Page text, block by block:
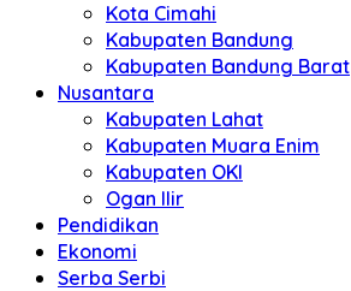
Kota Cimahi
Kabupaten Bandung
Kabupaten Bandung Barat
Nusantara
Kabupaten Lahat
Kabupaten Muara Enim
Kabupaten OKI
Ogan Ilir
Pendidikan
Ekonomi
Serba Serbi